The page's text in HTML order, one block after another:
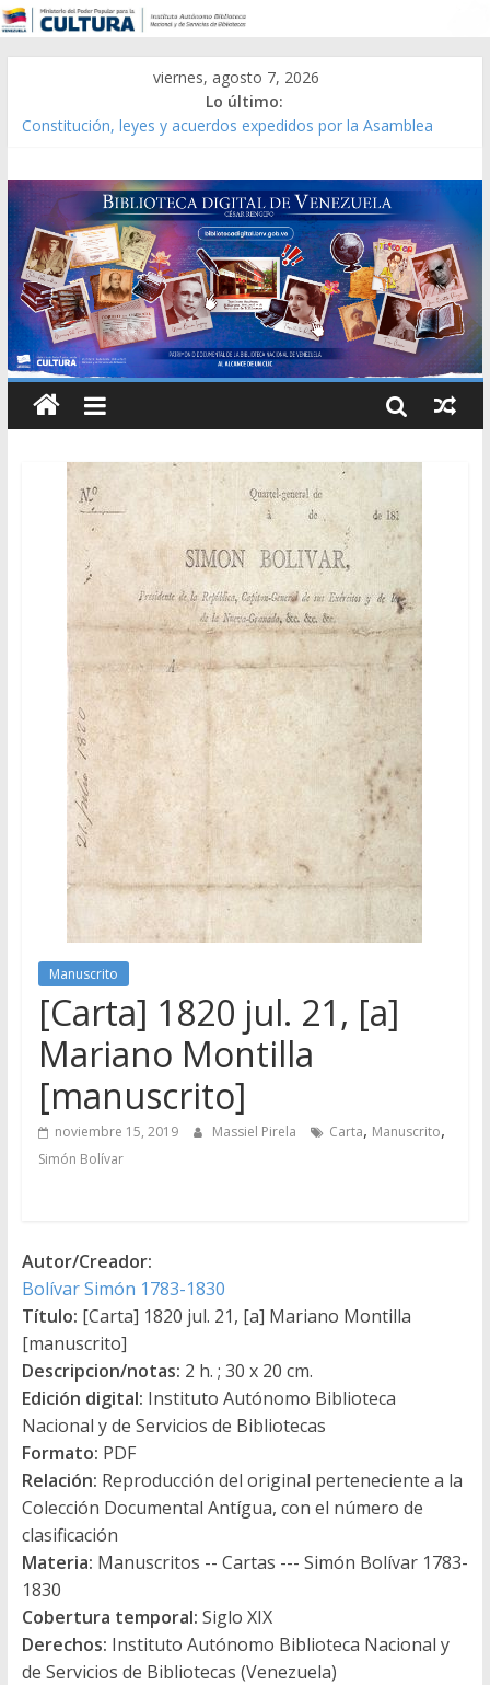
viernes, agosto 7, 2026
Lo último:
Catálogo temático de obras de Modesta Bor
Constitución, leyes y acuerdos expedidos por la Asamblea
Una Parálisis [material gráfico]
Modesta Bor Sánchez [material gráfico]
Gaceta Oficial de la República de Venezuela año CXXXIII Mes V,
Caracas 09 de marzo de 2006 N° 38.394
Manuscrito
[Carta] 1820 jul. 21, [a]
Mariano Montilla
[manuscrito]
noviembre 15, 2019 Massiel Pirela Carta, Manuscrito,
Simón Bolívar
Autor/Creador:
Bolívar Simón 1783-1830
Título: [Carta] 1820 jul. 21, [a] Mariano Montilla
[manuscrito]
Descripcion/notas: 2 h. ; 30 x 20 cm.
Edición digital: Instituto Autónomo Biblioteca
Nacional y de Servicios de Bibliotecas
Formato: PDF
Relación: Reproducción del original perteneciente a la
Colección Documental Antígua, con el número de
clasificación
Materia: Manuscritos -- Cartas --- Simón Bolívar 1783-
1830
Cobertura temporal: Siglo XIX
Derechos: Instituto Autónomo Biblioteca Nacional y
de Servicios de Bibliotecas (Venezuela)